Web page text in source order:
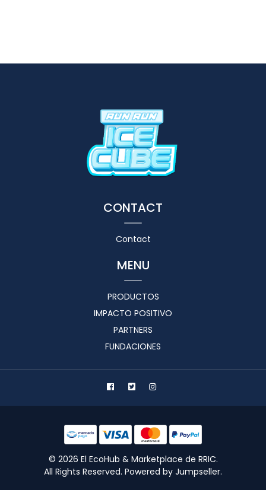
CONTACT
Contact
MENU
PRODUCTOS
IMPACTO POSITIVO
PARTNERS
FUNDACIONES
© 2026 El EcoHub & Marketplace de RRIC.
All Rights Reserved. Powered by Jumpseller.